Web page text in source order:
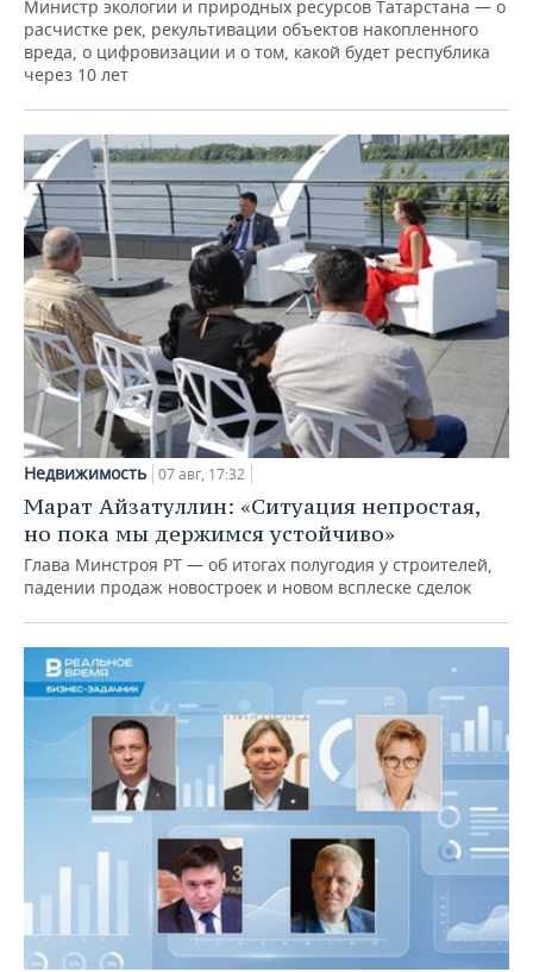
Министр экологии и природных ресурсов Татарстана — о
расчистке рек, рекультивации объектов накопленного
вреда, о цифровизации и о том, какой будет республика
через 10 лет
Недвижимость 07 авг, 17:32
Марат Айзатуллин: «Ситуация непростая,
но пока мы держимся устойчиво»
Глава Минстроя РТ — об итогах полугодия у строителей,
падении продаж новостроек и новом всплеске сделок